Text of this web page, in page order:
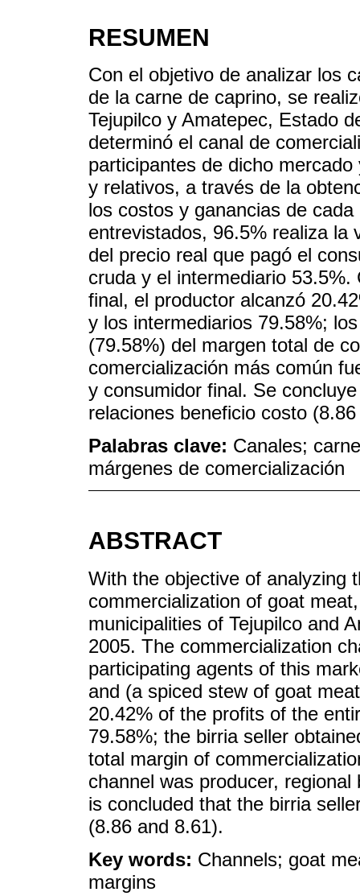
RESUMEN
Con el objetivo de analizar los
de la carne de caprino, se
Tejupilco y Amatepec, Estado
determinó el canal de
participantes de dicho
y relativos, a través de la
los costos y ganancias de
entrevistados, 96.5% realiza la
del precio real que pagó el
cruda y el intermediario
final, el productor alcanzó
y los intermediarios 79.58%;
(79.58%) del margen total de
comercialización más común
y consumidor final. Se
relaciones beneficio costo
Palabras clave: Canales;
márgenes de comercialización
ABSTRACT
With the objective of analyzing
commercialization of goat
municipalities of Tejupilco and
2005. The commercialization
participating agents of this
and (a spiced stew of goat
20.42% of the profits of the
79.58%; the birria seller
total margin of
channel was producer,
is concluded that the birria
(8.86 and 8.61).
Key words: Channels; goat
margins